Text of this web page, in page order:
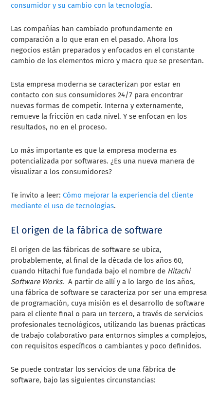
consumidor y su cambio con la tecnología.
Las compañías han cambiado profundamente en
comparación a lo que eran en el pasado. Ahora los
negocios están preparados y enfocados en el constante
cambio de los elementos micro y macro que se presentan.
Esta empresa moderna se caracterizan por estar en
contacto con sus consumidores 24/7 para encontrar
nuevas formas de competir. Interna y externamente,
remueve la fricción en cada nivel. Y se enfocan en los
resultados, no en el proceso.
Lo más importante es que la empresa moderna es
potencializada por softwares. ¿Es una nueva manera de
visualizar a los consumidores?
Te invito a leer:Cómo mejorar la experiencia del cliente
mediante el uso de tecnologias.
El origen de la fábrica de software
El origen de las fábricas de software se ubica,
probablemente, al final de la década de los años 60,
cuando Hitachi fue fundada bajo el nombre de Hitachi
Software Works. A partir de allí y a lo largo de los años,
una fábrica de software se caracteriza por ser una empresa
de programación, cuya misión es el desarrollo de software
para el cliente final o para un tercero, a través de servicios
profesionales tecnológicos, utilizando las buenas prácticas
de trabajo colaborativo para entornos simples a complejos,
con requisitos específicos o cambiantes y poco definidos.
Se puede contratar los servicios de una fábrica de
software, bajo las siguientes circunstancias: